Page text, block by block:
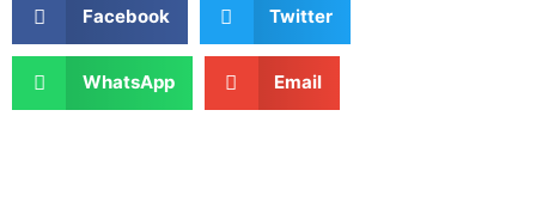
Facebook Twitter
WhatsApp Email